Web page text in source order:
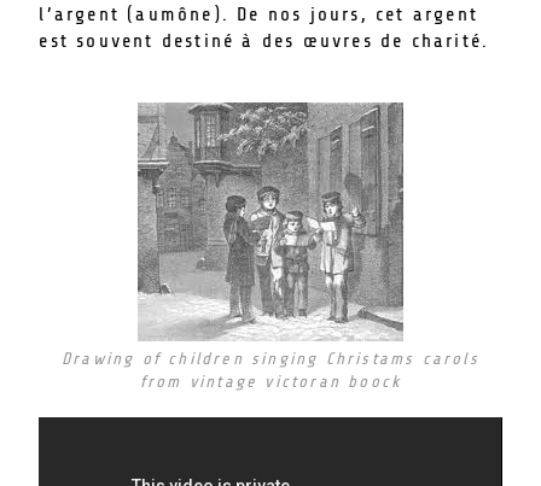
l’argent (aumône). De nos jours, cet argent
est souvent destiné à des œuvres de charité.
Drawing of children singing Christams carols
from vintage victoran boock